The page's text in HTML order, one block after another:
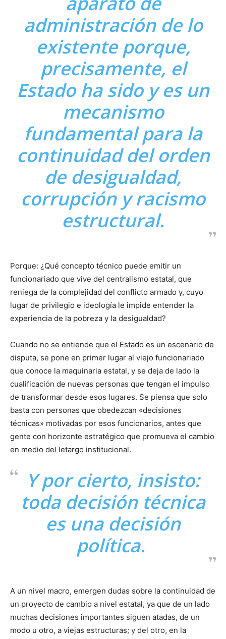
administración de lo
existente porque,
precisamente, el
Estado ha sido y es un
mecanismo
fundamental para la
continuidad del orden
de desigualdad,
corrupción y racismo
estructural.
Porque: ¿Qué concepto técnico puede emitir un
funcionariado que vive del centralismo estatal, que
reniega de la complejidad del conflicto armado y, cuyo
lugar de privilegio e ideología le impide entender la
experiencia de la pobreza y la desigualdad?
Cuando no se entiende que el Estado es un escenario de
disputa, se pone en primer lugar al viejo funcionariado
que conoce la maquinaria estatal, y se deja de lado la
cualificación de nuevas personas que tengan el impulso
de transformar desde esos lugares. Se piensa que solo
basta con personas que obedezcan «decisiones
técnicas» motivadas por esos funcionarios, antes que
gente con horizonte estratégico que promueva el cambio
en medio del letargo institucional.
Y por cierto, insisto:
toda decisión técnica
es una decisión
política.
A un nivel macro, emergen dudas sobre la continuidad de
un proyecto de cambio a nivel estatal, ya que de un lado
muchas decisiones importantes siguen atadas, de un
modo u otro, a viejas estructuras; y del otro, en la